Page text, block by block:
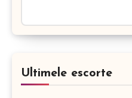
Ultimele escorte